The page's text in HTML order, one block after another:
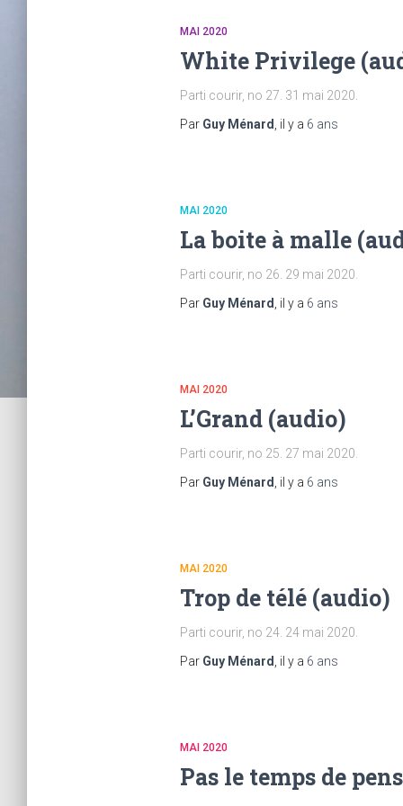
MAI 2020
White Privilege
Parti courir, no 27. 31 mai 2020.
Par Guy Ménard , il y a 6 ans
MAI 2020
La boite à malle
Parti courir, no 26. 29 mai 2020.
Par Guy Ménard , il y a 6 ans
MAI 2020
L’Grand (audio)
Parti courir, no 25. 27 mai 2020.
Par Guy Ménard , il y a 6 ans
MAI 2020
Trop de télé (audio)
Parti courir, no 24. 24 mai 2020.
Par Guy Ménard , il y a 6 ans
MAI 2020
Pas le temps de